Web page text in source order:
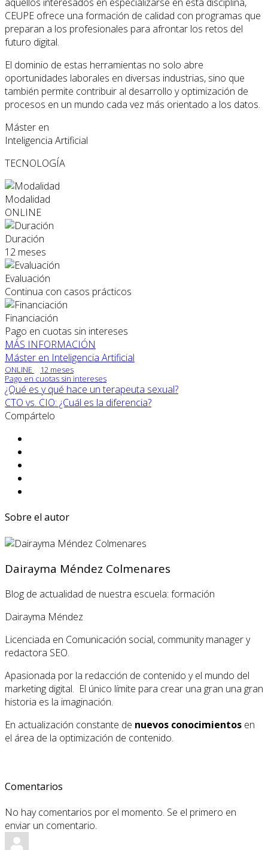
CEUPE ofrece una formación de calidad con programas que
preparan a los profesionales para afrontar los retos del
futuro digital.
El dominio de estas herramientas no solo abre
oportunidades laborales en diversas industrias, sino que
también permite contribuir al desarrollo y optimización de
procesos en un mundo cada vez más orientado a los datos.
Máster en
Inteligencia Artificial
TECNOLOGÍA
Modalidad
ONLINE
Duración
12 meses
Evaluación
Continua con casos prácticos
Financiación
Pago en cuotas sin intereses
MÁS INFORMACIÓN
Máster en Inteligencia Artificial
ONLINE
12 meses
Pago en cuotas sin intereses
¿Qué es y qué hace un terapeuta sexual?
CTO vs. CIO: ¿Cuál es la diferencia?
Compártelo
Sobre el autor
Dairayma Méndez Colmenares
Blog de actualidad de nuestra escuela: formación
Dairayma Méndez
Licenciada en Comunicación social, community manager y
redactora SEO.
Apasionada por la redacción de contenido y el mundo del
marketing digital. El único límite para crear una gran una gran
historia es la imaginación.
En actualización constante de nuevos conocimientos en
el área de la optimización de contenido.
Comentarios
No hay comentarios por el momento. Se el primero en
enviar un comentario.